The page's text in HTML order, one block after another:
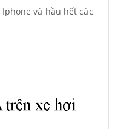
và hầu hết các